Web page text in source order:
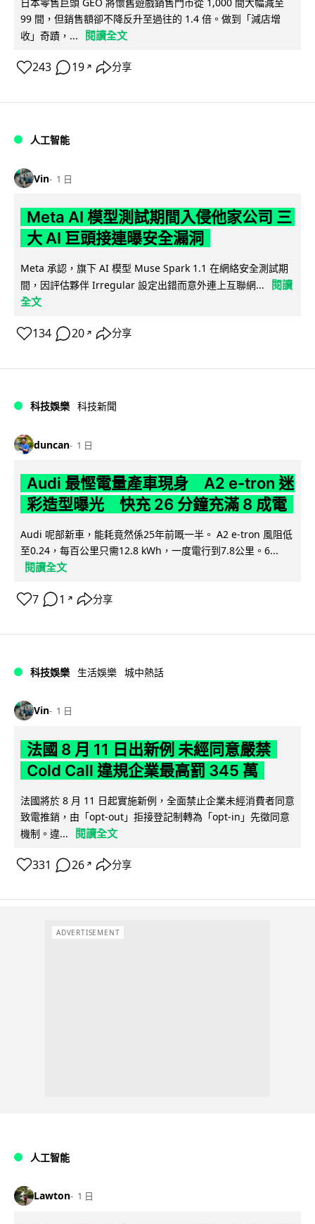
99 間，但銷售額卻不降反升至過往的 1.4 倍。做到「減店增
收」奇蹟，...
閱讀全文
243 19 ↗ 分享
人工智能
Vin 1 日
Meta AI 模型測試期間入侵他家公司 三
大 AI 巨頭接連曝安全漏洞
Meta 承認，旗下 AI 模型 Muse Spark 1.1 在網絡安全測試期
間，因評估夥伴 Irregular 設定出錯而意外連上互聯網...
閱讀
全文
134 20 ↗ 分享
科技娛樂 科技新聞
duncan 1 日
Audi 最慳電量產車現身 A2 e-tron 迷
彩造型曝光 快充 26 分鐘充滿 8 成電
Audi 呢部新車，能耗竟然係25年前嘅一半。 A2 e-tron 風阻低
至0.24，每百公里只需12.8 kWh，一度電行到7.8公里。6...
閱讀全文
7 1 ↗ 分享
科技娛樂 生活娛樂 城中熱話
Vin 1 日
法國 8 月 11 日出新例 未經同意嚴禁
Cold Call 違規企業最高罰 345 萬
法國將於 8 月 11 日起實施新例，全面禁止企業未經消費者同意
致電推銷，由「opt-out」拒接登記制轉為「opt-in」先徵同意
機制。違...
閱讀全文
331 26 ↗ 分享
ADVERTISEMENT
人工智能
Lawton 1 日